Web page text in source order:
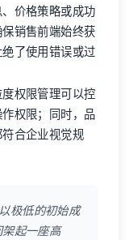
价格策略或成功
销售前端始终获
了使用错误或过
权限管理可以控
权限；同时，品
合企业视觉规
极低的初始成
起一座高